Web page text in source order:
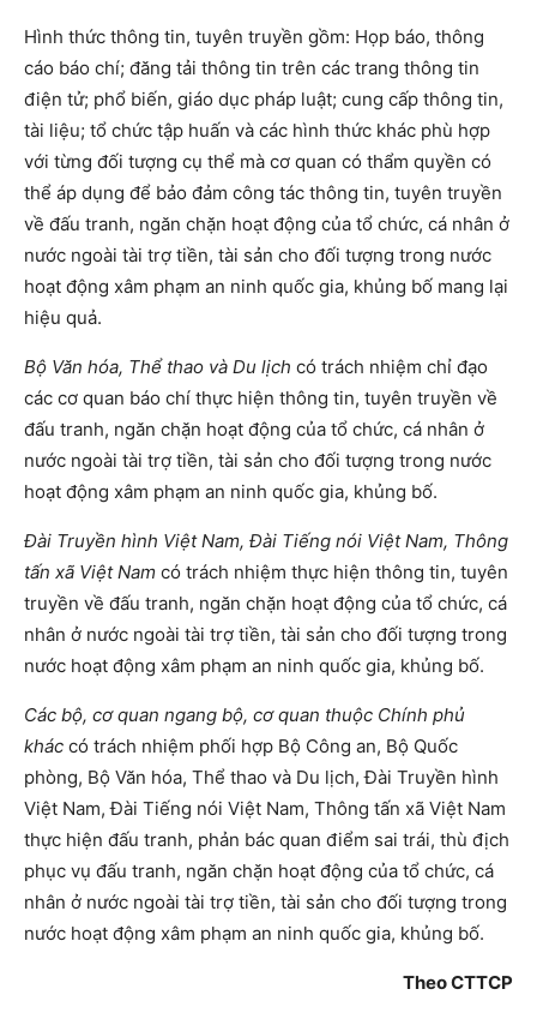
Hình thức thông tin, tuyên truyền gồm: Họp báo, thông
cáo báo chí; đăng tải thông tin trên các trang thông tin
điện tử; phổ biến, giáo dục pháp luật; cung cấp thông tin,
tài liệu; tổ chức tập huấn và các hình thức khác phù hợp
với từng đối tượng cụ thể mà cơ quan có thẩm quyền có
thể áp dụng để bảo đảm công tác thông tin, tuyên truyền
về đấu tranh, ngăn chặn hoạt động của tổ chức, cá nhân ở
nước ngoài tài trợ tiền, tài sản cho đối tượng trong nước
hoạt động xâm phạm an ninh quốc gia, khủng bố mang lại
hiệu quả.
Bộ Văn hóa, Thể thao và Du lịch có trách nhiệm chỉ đạo
các cơ quan báo chí thực hiện thông tin, tuyên truyền về
đấu tranh, ngăn chặn hoạt động của tổ chức, cá nhân ở
nước ngoài tài trợ tiền, tài sản cho đối tượng trong nước
hoạt động xâm phạm an ninh quốc gia, khủng bố.
Đài Truyền hình Việt Nam, Đài Tiếng nói Việt Nam, Thông
tấn xã Việt Nam có trách nhiệm thực hiện thông tin, tuyên
truyền về đấu tranh, ngăn chặn hoạt động của tổ chức, cá
nhân ở nước ngoài tài trợ tiền, tài sản cho đối tượng trong
nước hoạt động xâm phạm an ninh quốc gia, khủng bố.
Các bộ, cơ quan ngang bộ, cơ quan thuộc Chính phủ
khác có trách nhiệm phối hợp Bộ Công an, Bộ Quốc
phòng, Bộ Văn hóa, Thể thao và Du lịch, Đài Truyền hình
Việt Nam, Đài Tiếng nói Việt Nam, Thông tấn xã Việt Nam
thực hiện đấu tranh, phản bác quan điểm sai trái, thù địch
phục vụ đấu tranh, ngăn chặn hoạt động của tổ chức, cá
nhân ở nước ngoài tài trợ tiền, tài sản cho đối tượng trong
nước hoạt động xâm phạm an ninh quốc gia, khủng bố.
Theo CTTCP